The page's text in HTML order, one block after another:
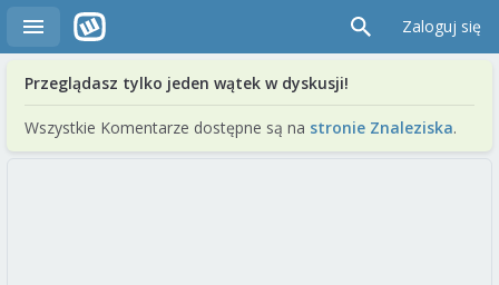
Zaloguj się
Przeglądasz tylko jeden wątek w dyskusji!
Wszystkie Komentarze dostępne są na stronie Znaleziska.